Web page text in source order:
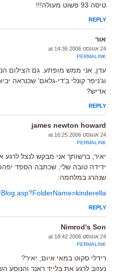
טיסה 93 פשוט מעולה!!!
REPLY
אור
24 אוגוסט 2006 at 14:36
PERMALINK
עדן, אני ממש מופתע. גם הצילום
וג'ניפר קונלי ב'די-גלאם' שכנראה
אדיש?
REPLY
james newton howard
24 אוגוסט 2006 at 16:25
PERMALINK
יאיר, ברשותך אני מבקש לנצל
ידידה טובה שלי, שכתבה הספד
שנהרג במלחמה:
REPLY
Nimrod's Son
24 אוגוסט 2006 at 18:42
PERMALINK
רידלי סקוט במאי איום, יאיר?
נעזוב לרגע את בלייד ראנר והנוסע